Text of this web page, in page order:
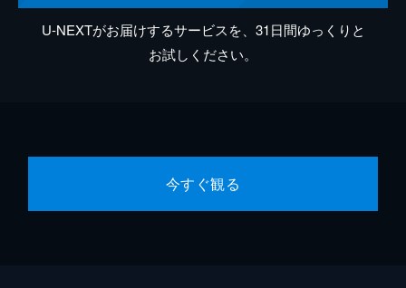
U-NEXTがお届けするサービスを、31日間ゆっくりと
お試しください。
今すぐ観る